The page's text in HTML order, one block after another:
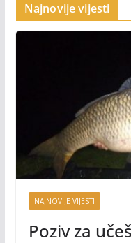
Najnovije vijesti
NAJNOVIJE VIJESTI
Poziv za